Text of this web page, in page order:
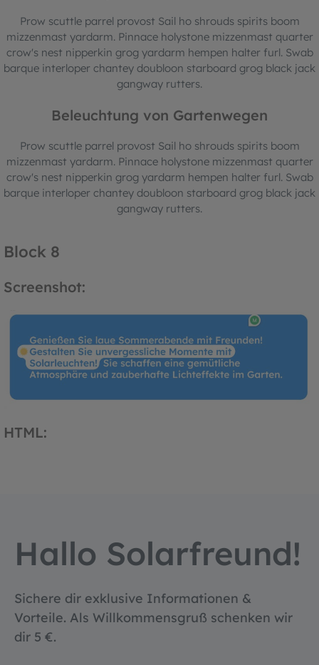
Beleuchtung von Gartenwegen
Prow scuttle parrel provost Sail ho shrouds spirits boom
mizzenmast yardarm. Pinnace holystone mizzenmast quarter
crow's nest nipperkin grog yardarm hempen halter furl. Swab
barque interloper chantey doubloon starboard grog black jack
gangway rutters.
Prow scuttle parrel provost Sail ho shrouds spirits boom
mizzenmast yardarm. Pinnace holystone mizzenmast quarter
crow's nest nipperkin grog yardarm hempen halter furl. Swab
barque interloper chantey doubloon starboard grog black jack
gangway rutters.
Block 8
Screenshot:
HTML:
Hallo Solarfreund!
Sichere dir exklusive Informationen &
Vorteile. Als Willkommensgruß schenken wir
dir 5 €.